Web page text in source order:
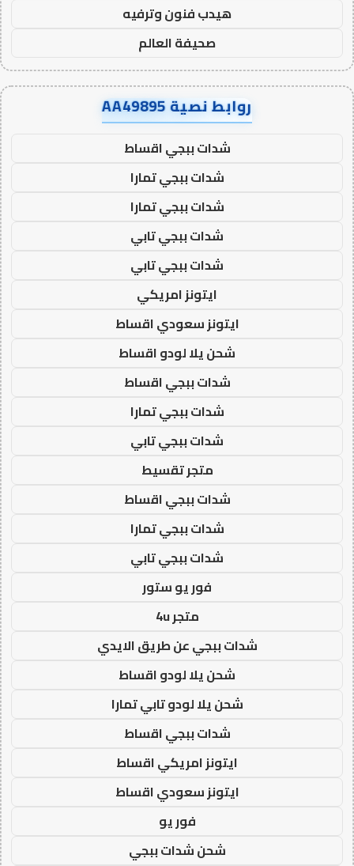
هيدب فنون وترفيه
صحيفة العالم
روابط نصية AA49895
شدات ببجي اقساط
شدات ببجي تمارا
شدات ببجي تمارا
شدات ببجي تابي
شدات ببجي تابي
ايتونز امريكي
ايتونز سعودي اقساط
شحن يلا لودو اقساط
شدات ببجي اقساط
شدات ببجي تمارا
شدات ببجي تابي
متجر تقسيط
شدات ببجي اقساط
شدات ببجي تمارا
شدات ببجي تابي
فور يو ستور
متجر 4u
شدات ببجي عن طريق الايدي
شحن يلا لودو اقساط
شحن يلا لودو تابي تمارا
شدات ببجي اقساط
ايتونز امريكي اقساط
ايتونز سعودي اقساط
فور يو
شحن شدات ببجي